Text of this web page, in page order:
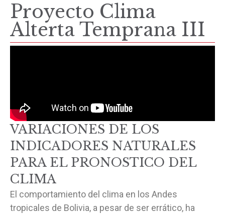
Proyecto Clima
Alterta Temprana III
VARIACIONES DE LOS
INDICADORES NATURALES
PARA EL PRONOSTICO DEL
CLIMA
El comportamiento del clima en los Andes
tropicales de Bolivia, a pesar de ser errático, ha